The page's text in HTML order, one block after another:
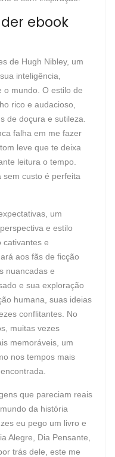
ebook
de Hugh Nibley, um
inteligência,
o mundo. O estilo de
rico e audacioso,
de doçura e sutileza.
falha em me fazer
leve que te deixa
leitura o tempo.
sem custo é perfeita
um
e estilo
cativantes e
aos fãs de ficção
nuancadas e
e sua exploração
humana, suas ideias
conflitantes. No
muitas vezes
memoráveis, um
nos tempos mais
que pareciam reais
da história
eu pego um livro e
Alegre, Dia Pensante,
trás dele, este me